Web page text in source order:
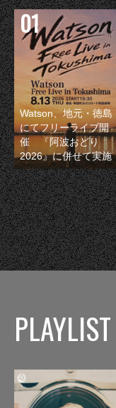
Watson、地元・徳島
にてフリーライブ開
催 『阿波おどり
2026』に併せて実施
PLAYLIST